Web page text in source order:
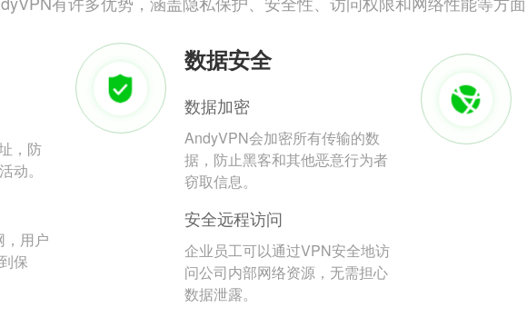
，防
动。
，用户
保
数据安全
数据加密
AndyVPN会加密所有传输的数
据，防止黑客和其他恶意行为者
窃取信息。
安全远程访问
企业员工可以通过VPN安全地访
问公司内部网络资源，无需担心
数据泄露。